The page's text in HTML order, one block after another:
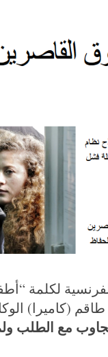
لكلمة
مع الطلب